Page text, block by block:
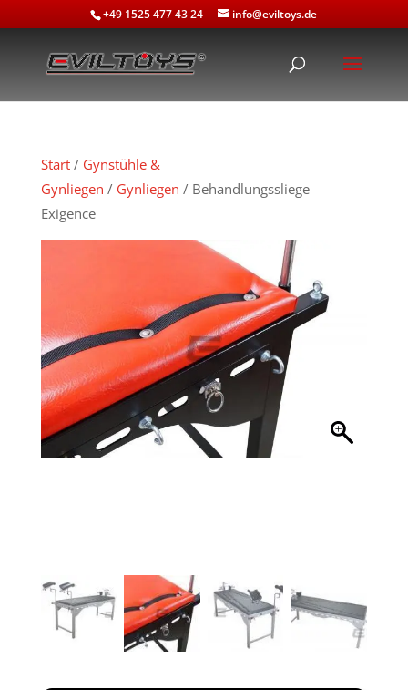
+49 1525 477 43 24 info@eviltoys.de
Start/ Gynstühle &
Gynliegen / Gynliegen / Behandlungssliege
Exigence